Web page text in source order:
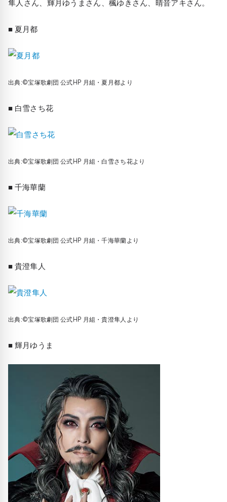
隼人さん、輝月ゆうまさん、楓ゆきさん、晴音アキさん。
■ 夏月都
出典:©宝塚歌劇団 公式HP 月組・夏月都より
■ 白雪さち花
出典:©宝塚歌劇団 公式HP 月組・白雪さち花より
■ 千海華蘭
出典:©宝塚歌劇団 公式HP 月組・千海華蘭より
■ 貴澄隼人
出典:©宝塚歌劇団 公式HP 月組・貴澄隼人より
■ 輝月ゆうま